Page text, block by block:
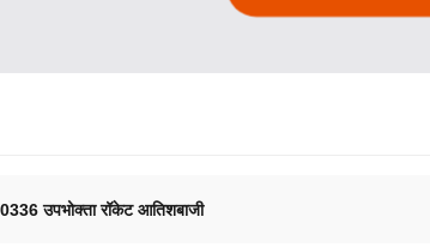
उपभोक्ता रॉकेट आतिशबाजी